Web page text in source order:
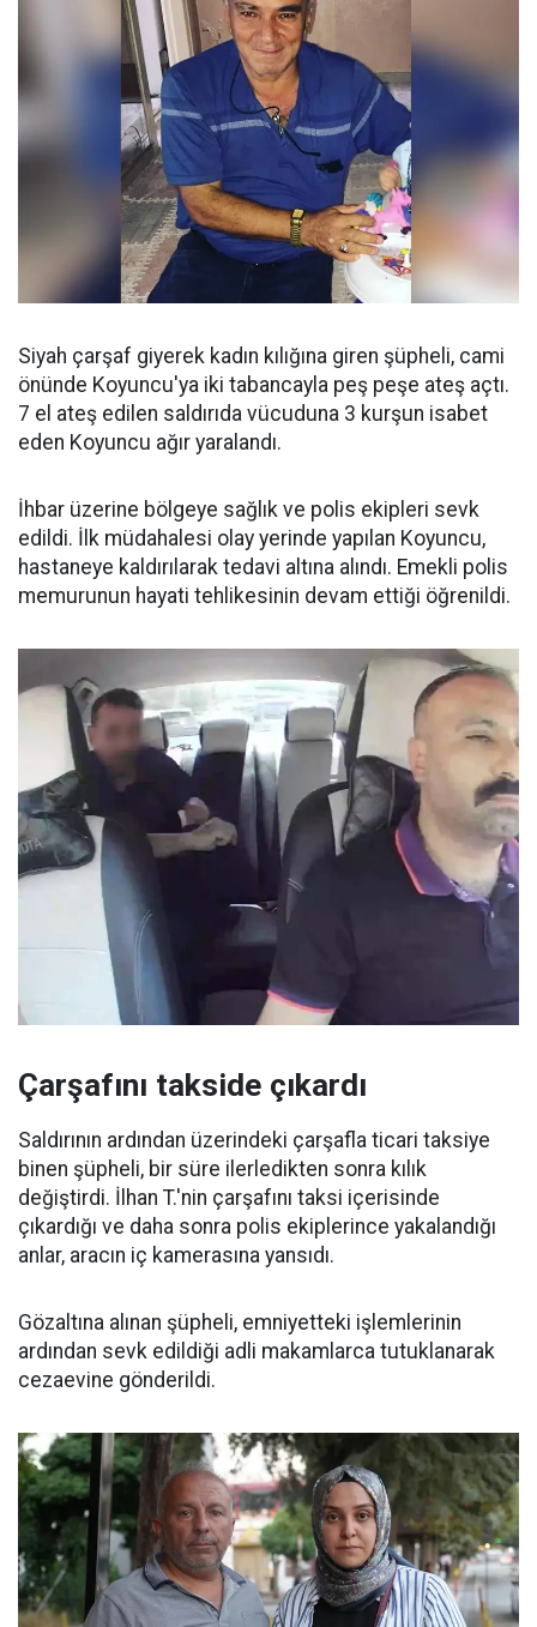
Siyah çarşaf giyerek kadın kılığına giren şüpheli, cami
önünde Koyuncu'ya iki tabancayla peş peşe ateş açtı.
7 el ateş edilen saldırıda vücuduna 3 kurşun isabet
eden Koyuncu ağır yaralandı.
İhbar üzerine bölgeye sağlık ve polis ekipleri sevk
edildi. İlk müdahalesi olay yerinde yapılan Koyuncu,
hastaneye kaldırılarak tedavi altına alındı. Emekli polis
memurunun hayati tehlikesinin devam ettiği öğrenildi.
Çarşafını takside çıkardı
Saldırının ardından üzerindeki çarşafla ticari taksiye
binen şüpheli, bir süre ilerledikten sonra kılık
değiştirdi. İlhan T.'nin çarşafını taksi içerisinde
çıkardığı ve daha sonra polis ekiplerince yakalandığı
anlar, aracın iç kamerasına yansıdı.
Gözaltına alınan şüpheli, emniyetteki işlemlerinin
ardından sevk edildiği adli makamlarca tutuklanarak
cezaevine gönderildi.